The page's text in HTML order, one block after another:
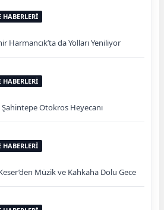
HABERLERİ
Harmancık’ta da Yolları Yeniliyor
HABERLERİ
Şahintepe Otokros Heyecanı
HABERLERİ
Müzik ve Kahkaha Dolu Gece